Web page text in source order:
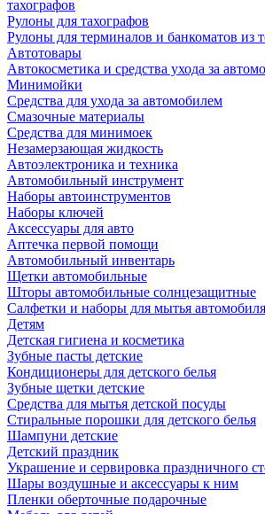
тахографов
Рулоны для тахографов
Рулоны для терминалов и банкоматов из
Автотовары
Автокосметика и средства ухода за
Минимойки
Средства для ухода за автомобилем
Смазочные материалы
Средства для минимоек
Незамерзающая жидкость
Автоэлектроника и техника
Автомобильный инструмент
Наборы автоинструментов
Наборы ключей
Аксессуары для авто
Аптечка первой помощи
Автомобильный инвентарь
Щетки автомобильные
Шторы автомобильные солнцезащитные
Салфетки и наборы для мытья автомобиля
Детям
Детская гигиена и косметика
Зубные пасты детские
Кондиционеры для детского белья
Зубные щетки детские
Средства для мытья детской посуды
Стиральные порошки для детского белья
Шампуни детские
Детский праздник
Украшение и сервировка праздничного
Шары воздушные и аксессуары к ним
Пленки оберточные подарочные